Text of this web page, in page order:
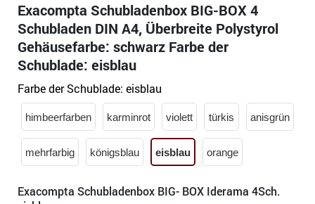
Exacompta Schubladenbox BIG-BOX 4
Schubladen DIN A4, Überbreite Polystyrol
Gehäusefarbe: schwarz Farbe der
Schublade: eisblau
Farbe der Schublade: eisblau
himbeerfarben karminrot violett türkis anisgrün
mehrfarbig königsblau eisblau orange
Exacompta Schubladenbox BIG- BOX Iderama 4Sch.